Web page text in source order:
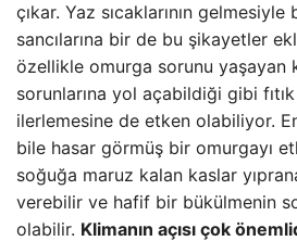
çıkar. Yaz sıcaklarının
sancılarına bir de bu şikayetler
özellikle omurga sorunu yaşayan
sorunlarına yol açabildiği gibi fıtık
ilerlemesine de etken olabiliyor.
bile hasar görmüş bir omurgayı
soğuğa maruz kalan kaslar
verebilir ve hafif bir bükülmenin
olabilir. Klimanın açısı çok